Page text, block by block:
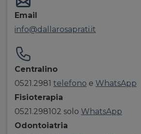
Email
info@dallarosaprati.it
Centralino
0521.2981 telefono e WhatsApp
Fisioterapia
0521.298102 solo WhatsApp
Odontoiatria